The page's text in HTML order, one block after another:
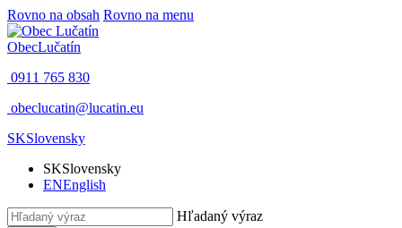
Rovno na obsah Rovno na menu
ObecLučatín
0911 765 830
obeclucatin@lucatin.eu
SKSlovensky
SKSlovensky
ENEnglish
Hľadaný výraz